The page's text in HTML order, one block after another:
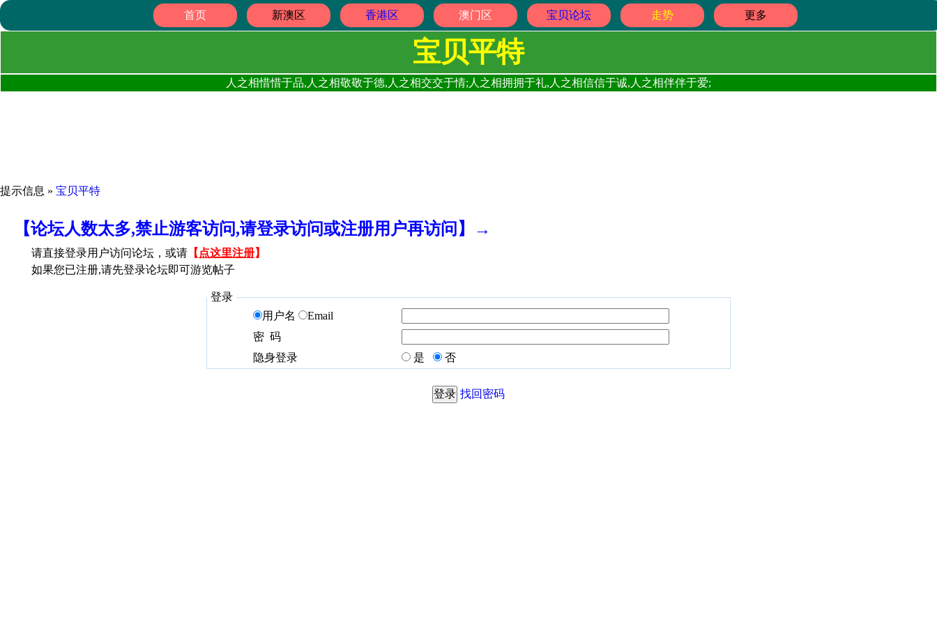
首页 新澳区 香港区 澳门区 宝贝论坛 走势 更多
宝贝平特
人之相惜惜于品,人之相敬敬于德,人之相交交于情;人之相拥拥于礼,人之相信信于诚,人之相伴伴于爱;
提示信息 » 宝贝平特
【论坛人数太多,禁止游客访问,请登录访问或注册用户再访问】→
请直接登录用户访问论坛，或请 【 点这里注册】
如果您已注册,请先登录论坛即可游览帖子
登录
用户名
Email
密 码
隐身登录
是 否
找回密码